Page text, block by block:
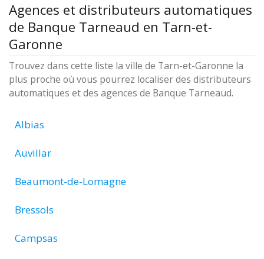
Agences et distributeurs automatiques
de Banque Tarneaud en Tarn-et-
Garonne
Trouvez dans cette liste la ville de Tarn-et-Garonne la
plus proche où vous pourrez localiser des distributeurs
automatiques et des agences de Banque Tarneaud.
Albias
Auvillar
Beaumont-de-Lomagne
Bressols
Campsas